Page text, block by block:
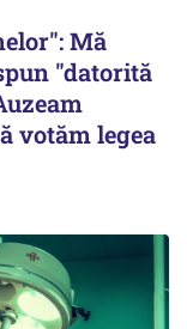
Mă
"datorită
votăm legea